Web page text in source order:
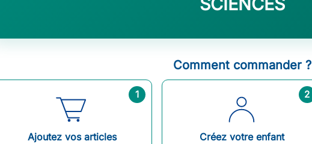
Comment commander ?
1
Ajoutez vos articles
2
Créez votre enfant